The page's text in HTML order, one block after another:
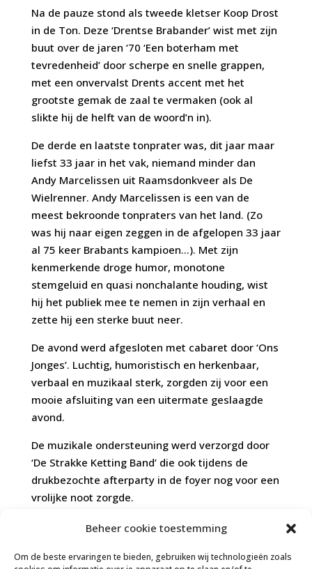
Beheer cookie toestemming
Om de beste ervaringen te bieden, gebruiken wij technologieën zoals
Na de pauze stond als tweede kletser Koop Drost
in de Ton. Deze ‘Drentse Brabander’ wist met zijn
buut over de jaren ‘70 ‘Een boterham met
tevredenheid’ door scherpe en snelle grappen,
met een onvervalst Drents accent met het
grootste gemak de zaal te vermaken (ook al
slikte hij de helft van de woord’n in).
De derde en laatste tonprater was, dit jaar maar
liefst 33 jaar in het vak, niemand minder dan
Andy Marcelissen uit Raamsdonkveer als De
Wielrenner. Andy Marcelissen is een van de
meest bekroonde tonpraters van het land. (Zo
was hij naar eigen zeggen in de afgelopen 33 jaar
al 75 keer Brabants kampioen…). Met zijn
kenmerkende droge humor, monotone
stemgeluid en quasi nonchalante houding, wist
hij het publiek mee te nemen in zijn verhaal en
zette hij een sterke buut neer.
De avond werd afgesloten met cabaret door ‘Ons
Jonges’. Luchtig, humoristisch en herkenbaar,
verbaal en muzikaal sterk, zorgden zij voor een
mooie afsluiting van een uitermate geslaagde
avond.
De muzikale ondersteuning werd verzorgd door
‘De Strakke Ketting Band’ die ook tijdens de
drukbezochte afterparty in de foyer nog voor een
vrolijke noot zorgde.
foto’s vind u hier:https://cvdepompers.nl/fotos-